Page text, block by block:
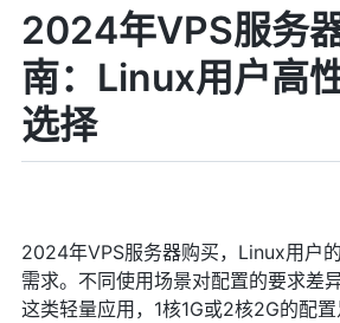
2024年VPS服务
南：Linux用户高
选择
2024年VPS服务器购买，Linux用户
需求。不同使用场景对配置的要求
这类轻量应用，1核1G或2核2G的配